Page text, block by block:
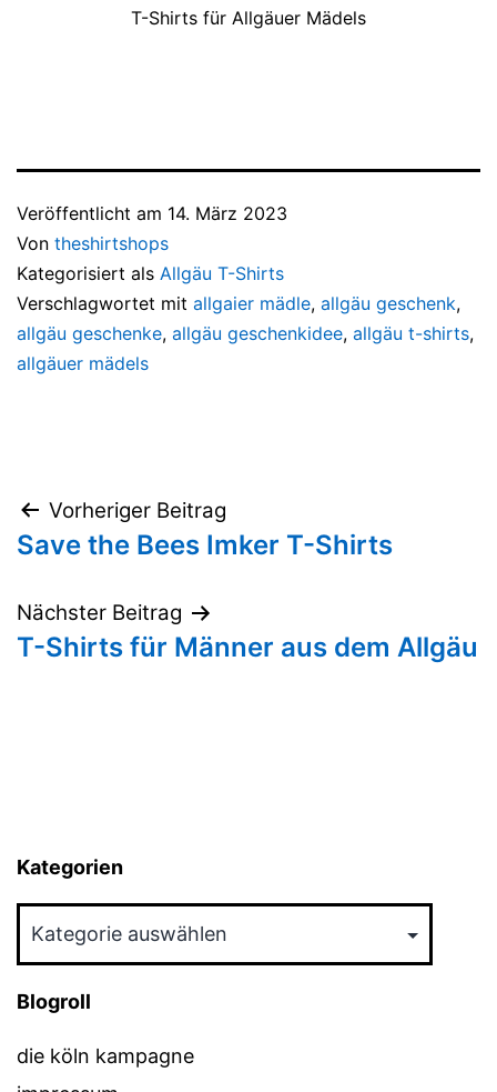
T-Shirts für Allgäuer Mädels
Veröffentlicht am 14. März 2023
Von theshirtshops
Kategorisiert als Allgäu T-Shirts
Verschlagwortet mit allgaier mädle, allgäu geschenk,
allgäu geschenke, allgäu geschenkidee, allgäu t-shirts,
allgäuer mädels
Beitragsnavigation
Vorheriger Beitrag
Save the Bees Imker T-Shirts
Nächster Beitrag
T-Shirts für Männer aus dem Allgäu
Kategorien
Blogroll
die köln kampagne